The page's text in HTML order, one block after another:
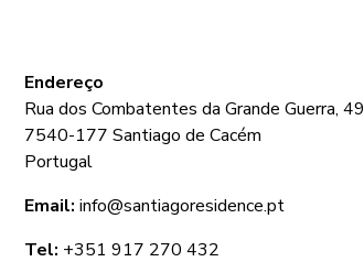
Endereço
Rua dos Combatentes da Grande Guerra, 49
7540-177 Santiago de Cacém
Portugal
Email: info@santiagoresidence.pt
Tel: +351 917 270 432